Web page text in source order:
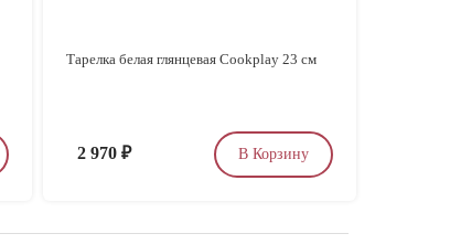
Тарелка белая глянцевая Cookplay 23 см
2 970 ₽ В Корзину